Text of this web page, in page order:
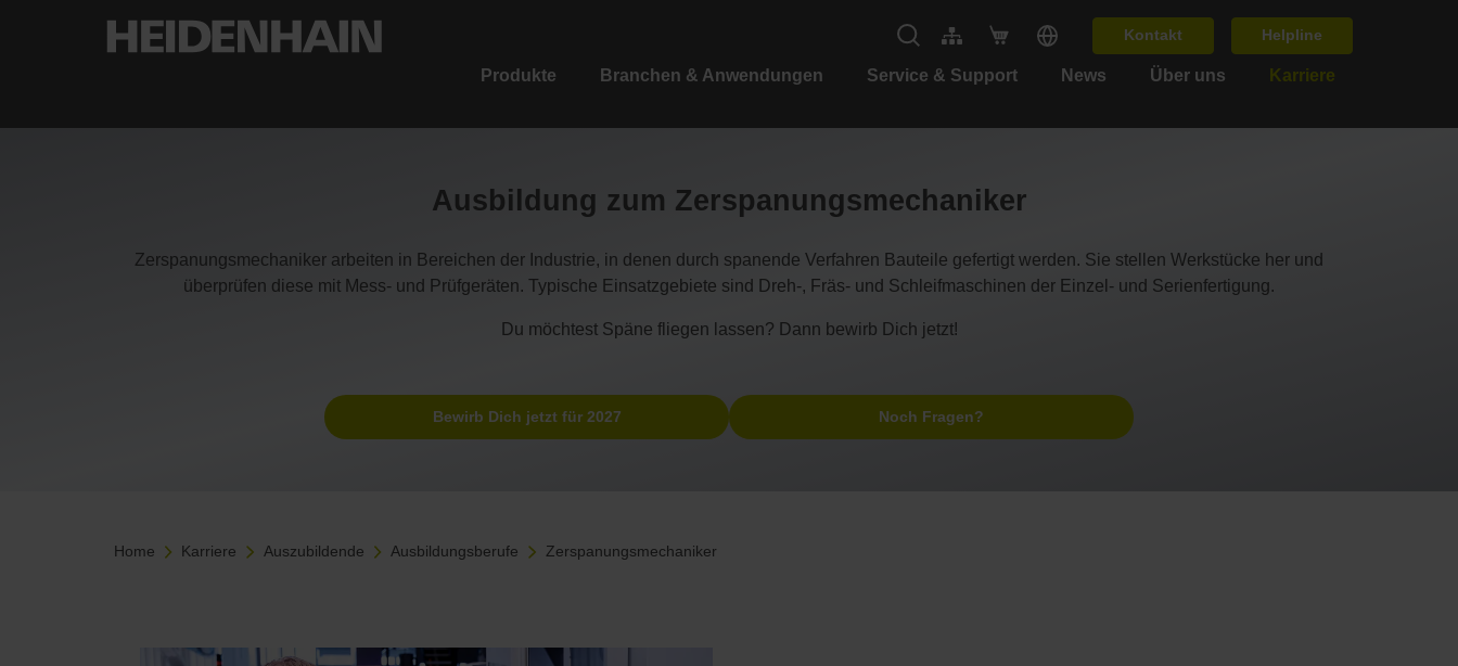
Kontakt Helpline
Produkte Branchen & Anwendungen Service & Support News Über uns Karriere
Ausbildung zum Zerspanungsmechaniker
Zerspanungsmechaniker arbeiten in Bereichen der Industrie, in denen durch spanende Verfahren Bauteile gefertigt werden. Sie stellen Werkstücke her und
überprüfen diese mit Mess- und Prüfgeräten. Typische Einsatzgebiete sind Dreh-, Fräs- und Schleifmaschinen der Einzel- und Serienfertigung.
Du möchtest Späne fliegen lassen? Dann bewirb Dich jetzt!
Bewirb Dich jetzt für 2027 Noch Fragen?
Home Karriere Auszubildende Ausbildungsberufe Zerspanungsmechaniker